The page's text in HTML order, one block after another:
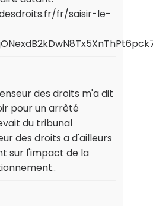
fr/saisir-le-
des droits m'a dit
pour un arrêté
du tribunal
des droits a d'ailleurs
sur l'impact de la